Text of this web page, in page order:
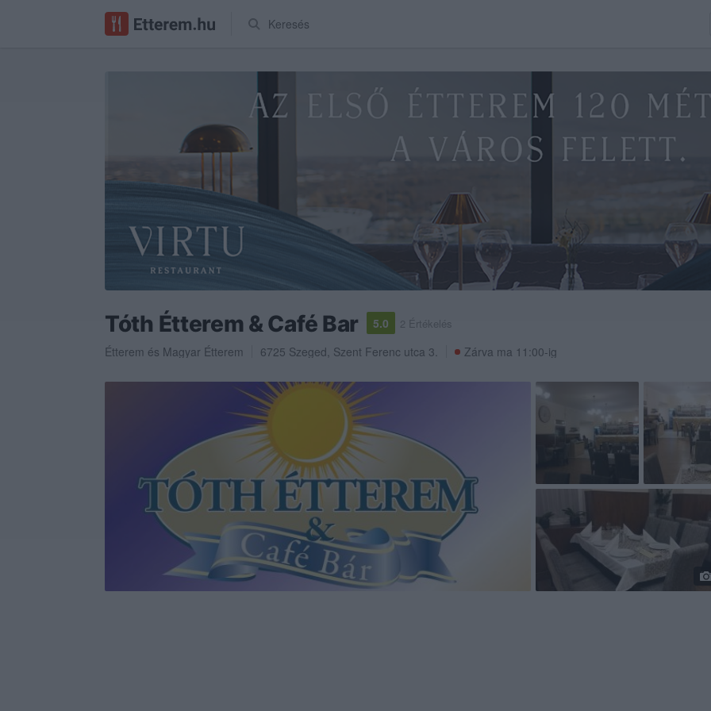
Keresés
Tóth Étterem & Café Bar 5.0 2 Értékelés
Étterem és Magyar Étterem 6725 Szeged, Szent Ferenc utca 3. Zárva ma 11:00-ig